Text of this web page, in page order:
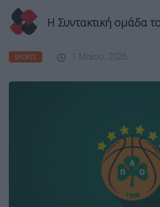
Η Συντακτική ομάδα
SPORTS 1 Μαΐου, 2026